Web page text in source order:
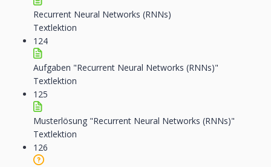
Recurrent Neural Networks (RNNs)
Textlektion
124
Aufgaben "Recurrent Neural Networks (RNNs)"
Textlektion
125
Musterlösung "Recurrent Neural Networks (RNNs)"
Textlektion
126